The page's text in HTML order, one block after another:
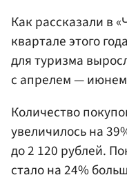
Как рассказали в
квартале этого
для туризма
с апрелем — июнем
Количество
увеличилось на
до 2 120 рублей.
стало на 24%